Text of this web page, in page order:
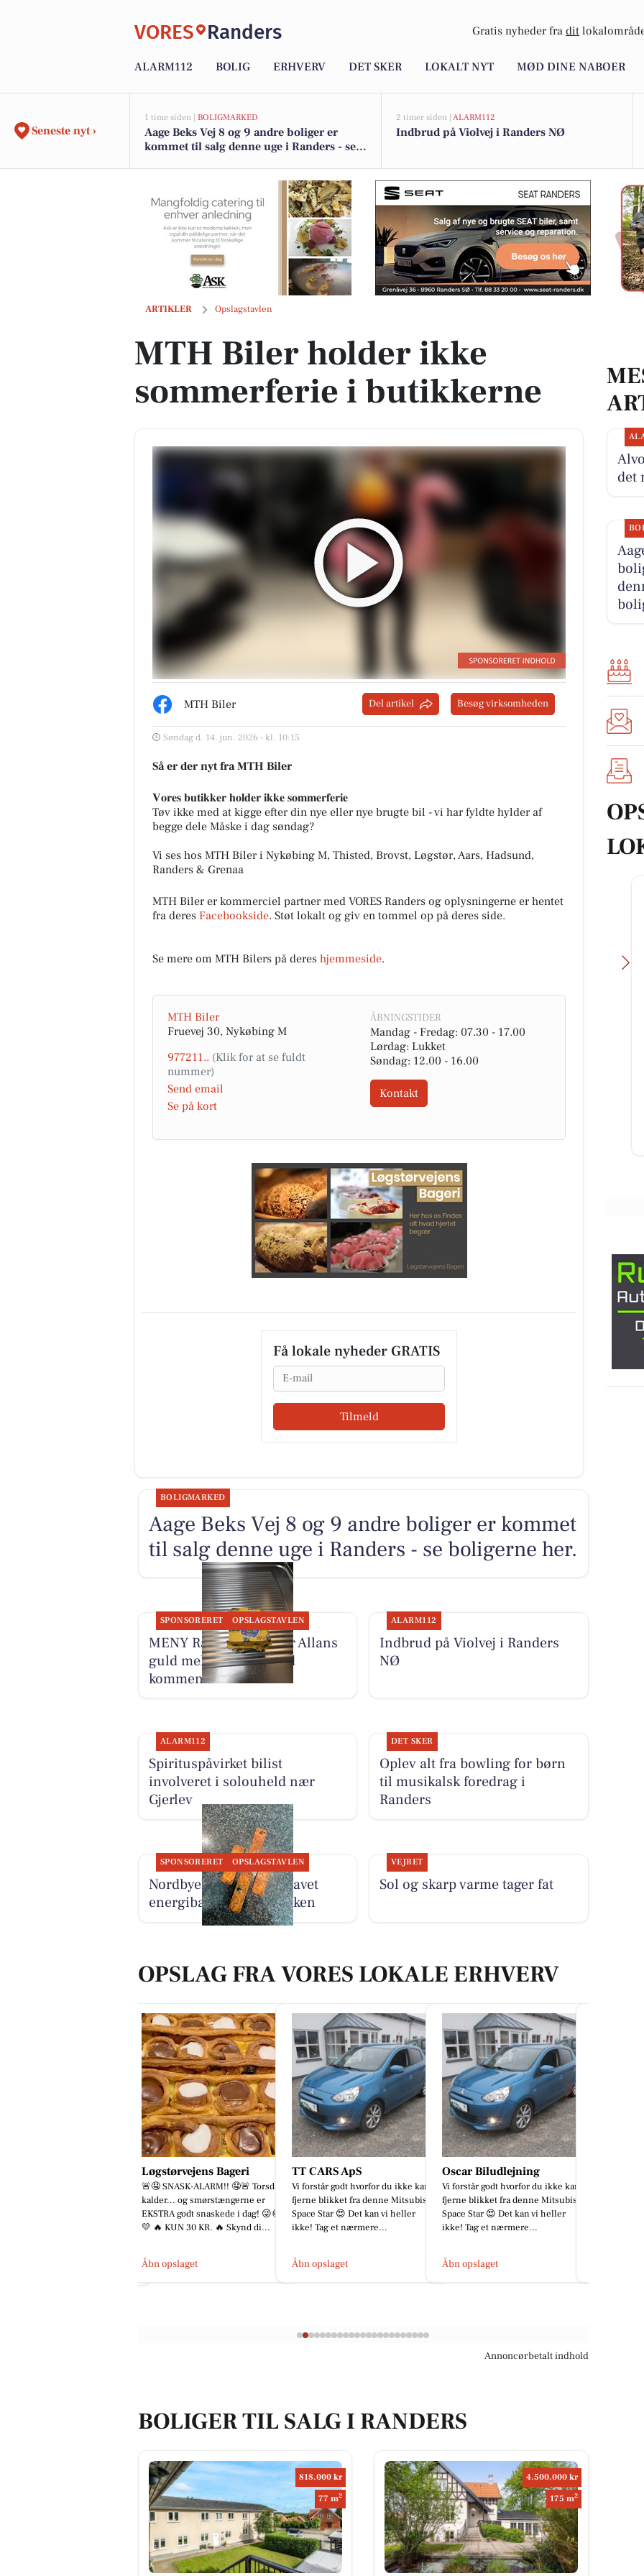
VORES Randers Gratis nyheder fra dit
ALARM112 BOLIG ERHVERV DET SKER LOKALT NYT MØD DINE NABOER
Seneste nyt ›
1 time siden | BOLIGMARKED
Aage Beks Vej 8 og 9 andre boliger er
kommet til salg denne uge i Randers - se
2 timer siden | ALARM112
Indbrud på Violvej i Randers NØ
ARTIKLER Opslagstavlen
MTH Biler holder ikke sommerferie i butikkerne
MTH Biler holder ikke
sommerferie i butikkerne
MTH Biler Del artikel Besøg virksomheden
Søndag d. 14. jun. 2026 - kl. 10:15
Så er der nyt fra MTH Biler
𝐕𝐨𝐫𝐞𝐬 𝐛𝐮𝐭𝐢𝐤𝐤𝐞𝐫 𝐡𝐨𝐥𝐝𝐞𝐫 𝐢𝐤𝐤𝐞 𝐬𝐨𝐦𝐦𝐞𝐫𝐟𝐞𝐫𝐢𝐞
Tøv ikke med at kigge efter din nye eller nye brugte bil - vi har fyldte hylder af
begge dele Måske i dag søndag?
Vi ses hos MTH Biler i Nykøbing M, Thisted, Brovst, Løgstør, Aars, Hadsund,
Randers & Grenaa
MTH Biler er kommerciel partner med VORES Randers og oplysningerne er hentet
fra deres Facebookside. Støt lokalt og giv en tommel op på deres side.
Se mere om MTH Bilers på deres hjemmeside.
MTH Biler
Fruevej 30, Nykøbing M
977211..
Send email
Se på kort
ÅBNINGSTIDER
Mandag - Fredag: 07.30 - 17.00
Lørdag: Lukket
Søndag: 12.00 - 16.00
Kontakt
Få lokale nyheder GRATIS
Email
Tilmeld
det
Flot jubilæumskurv lavet på
bestilling til afhentning i morgen
🤗🎁🎁 #fruhansensbutikogcafe
#gaveide #jubilæumsgave
#fruhan...
Åbn opslaget
Løgstørvejens Bageri
🚨🤤 SNASK-ALARM!! 🤤🚨 Torsdag
Åbn opslaget
BOLIGMARKED
Aage Beks Vej 8 og 9 andre boliger er kommet
til salg denne uge i Randers - se boligerne her.
SPONSORERET OPSLAGSTAVLEN
MENY Randers tilbyder Allans
guld mellemlagret med
kommen til 125 kr.
ALARM112
Indbrud på Violvej i Randers
NØ
ALARM112
Spirituspåvirket bilist
involveret i solouheld nær
Gjerlev
DET SKER
Oplev alt fra bowling for børn
til musikalsk foredrag i
Randers
SPONSORERET OPSLAGSTAVLEN
Nordbyens Bageri har lavet
energibarer til madpakken
VEJRET
Sol og skarp varme tager fat
OPSLAG FRA VORES LOKALE ERHVERV
TT CARS ApS
Vi forstår godt hvorfor du ikke kan
fjerne blikket fra denne Mitsubishi
Space Star 😍 Det kan vi heller
ikke! Tag et nærmere...
Åbn opslaget
Oscar Biludlejning
Vi forstår godt hvorfor du ikke kan
fjerne blikket fra denne Mitsubishi
Space Star 😍 Det kan vi heller
ikke! Tag et nærmere...
Åbn opslaget
Classic Clean
Vil du med på holdet 🤩
Åbn opslaget
Annoncørbetalt indhold
BOLIGER TIL SALG I RANDERS
818.000 kr
77 m2
4.500.000 kr
175 m2